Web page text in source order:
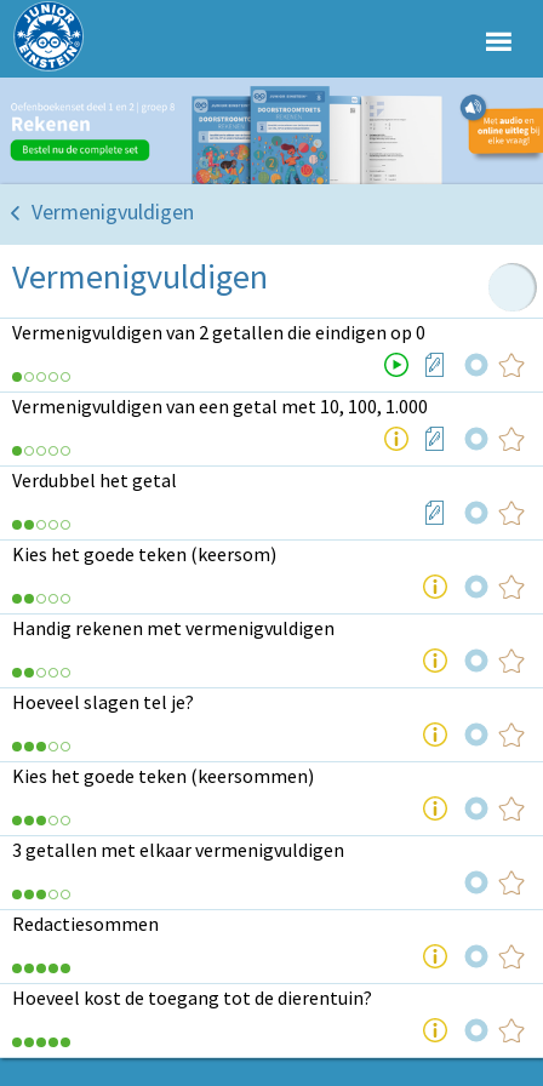
Vermenigvuldigen
Vermenigvuldigen
Vermenigvuldigen van 2 getallen die eindigen op 0
Vermenigvuldigen van een getal met 10, 100, 1.000
Verdubbel het getal
Kies het goede teken (keersom)
Handig rekenen met vermenigvuldigen
Hoeveel slagen tel je?
Kies het goede teken (keersommen)
3 getallen met elkaar vermenigvuldigen
Redactiesommen
Hoeveel kost de toegang tot de dierentuin?